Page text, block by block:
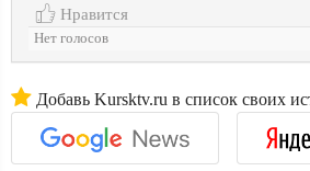
Нравится
Нет голосов
Добавь Kursktv.ru в список своих